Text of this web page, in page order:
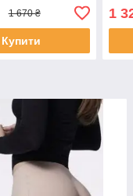
1 670 ₴
Купити
1